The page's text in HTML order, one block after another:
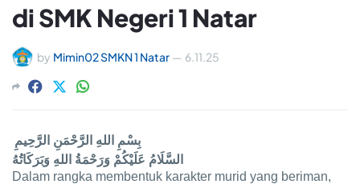
di SMK Negeri 1 Natar
by Mimin02 SMKN 1 Natar — 6.11.25
بِسْمِ اللهِ الرَّحْمَنِ الرَّحِيمِ
السَّلَامُ عَلَيْكُمْ وَرَحْمَةُ اللهِ وَبَرَكَاتُهُ
Dalam rangka membentuk karakter murid yang beriman,